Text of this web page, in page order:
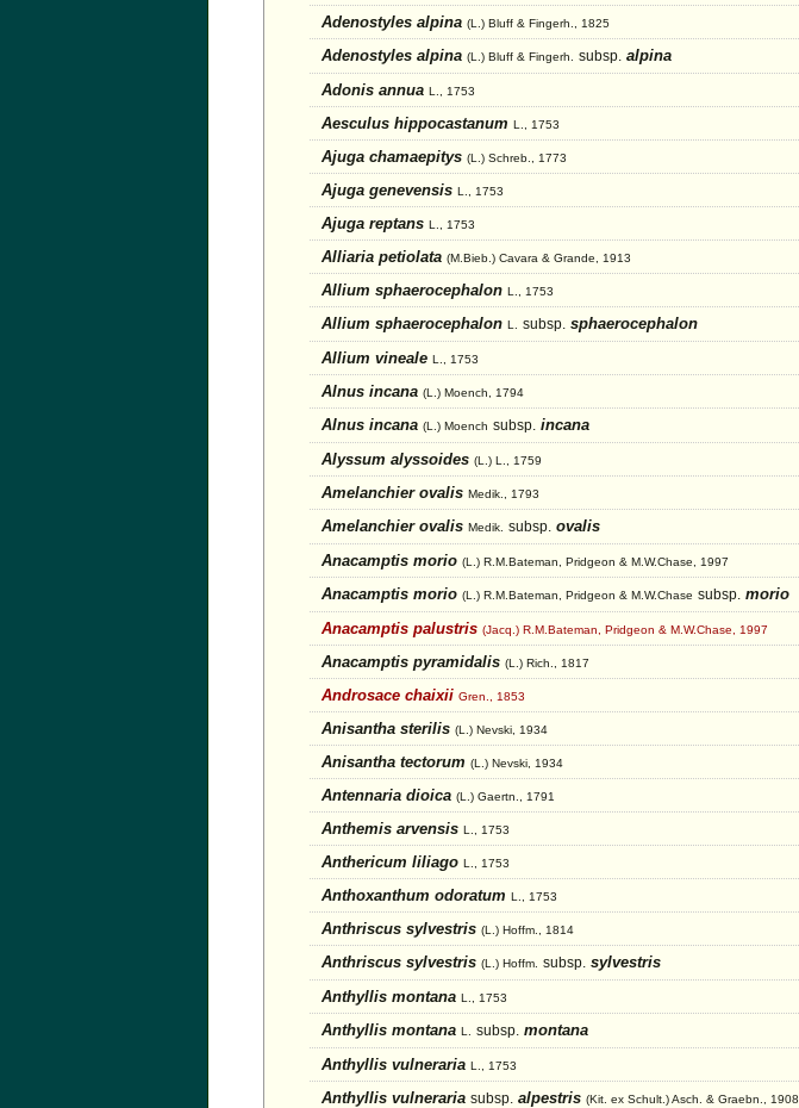
Adenostyles alpina (L.) Bluff & Fingerh., 1825
Adenostyles alpina (L.) Bluff & Fingerh. subsp. alpina
Adonis annua L., 1753
Aesculus hippocastanum L., 1753
Ajuga chamaepitys (L.) Schreb., 1773
Ajuga genevensis L., 1753
Ajuga reptans L., 1753
Alliaria petiolata (M.Bieb.) Cavara & Grande, 1913
Allium sphaerocephalon L., 1753
Allium sphaerocephalon L. subsp. sphaerocephalon
Allium vineale L., 1753
Alnus incana (L.) Moench, 1794
Alnus incana (L.) Moench subsp. incana
Alyssum alyssoides (L.) L., 1759
Amelanchier ovalis Medik., 1793
Amelanchier ovalis Medik. subsp. ovalis
Anacamptis morio (L.) R.M.Bateman, Pridgeon & M.W.Chase, 1997
Anacamptis morio (L.) R.M.Bateman, Pridgeon & M.W.Chase subsp. morio
Anacamptis palustris (Jacq.) R.M.Bateman, Pridgeon & M.W.Chase, 1997
Anacamptis pyramidalis (L.) Rich., 1817
Androsace chaixii Gren., 1853
Anisantha sterilis (L.) Nevski, 1934
Anisantha tectorum (L.) Nevski, 1934
Antennaria dioica (L.) Gaertn., 1791
Anthemis arvensis L., 1753
Anthericum liliago L., 1753
Anthoxanthum odoratum L., 1753
Anthriscus sylvestris (L.) Hoffm., 1814
Anthriscus sylvestris (L.) Hoffm. subsp. sylvestris
Anthyllis montana L., 1753
Anthyllis montana L. subsp. montana
Anthyllis vulneraria L., 1753
Anthyllis vulneraria subsp. alpestris (Kit. ex Schult.) Asch. & Graebn., 1908